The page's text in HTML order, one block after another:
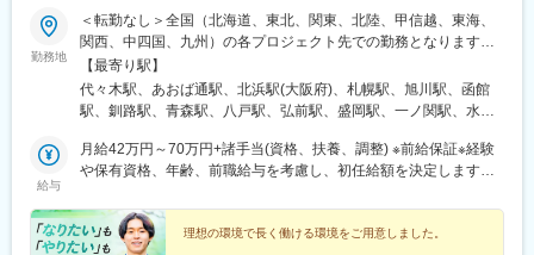
吉良駅、せきてらす前駅、高山駅、多治見駅、那加駅、可児駅、
磐田駅、浜北駅、天竜川駅、高塚駅、半田駅、左京山駅、大府
駅、瑞穂運動場西駅、岡崎駅、西尾駅、刈谷市駅、国府宮駅、安
城駅、新瀬戸駅、宇治山田駅、松阪駅、石場駅、水口城南駅、近
江八幡駅、彦根駅、長浜駅、野洲駅、東舞鶴駅、茶山・京都芸術
大学駅、峰山駅、北大路駅、京都駅、ＪＲ小倉駅、野田駅(阪神
線)、吹田駅(阪急線)、岸和田駅、河内永和駅、西元町駅、加太駅
(和歌山県)、田尾寺駅、鳴門駅、篠山口駅、豊岡駅(兵庫県)、西宮
駅、三田駅(兵庫県)、和田山駅、畦野駅、京口駅、北条町駅、志染
条駅(奈良県)、近鉄下田駅、学園前駅(奈良県)、紀伊田辺駅、紀伊
勝浦駅、倉吉駅、浜田駅、安来駅、津山駅、倉敷駅、西片上駅、
勤務地
＜転勤なし＞全国（北海道、東北、関東、北陸、甲信越、東海、
関西、中四国、九州）の各プロジェクト先での勤務となります。※
勤務地は希望を考慮します。※転居を伴う転勤なし※車通勤OK（勤
務地による）※直行直帰OK※U・Iターン歓迎。社員寮完備＆住宅補
助制度あり（規定あり）【東京オフィス】東京都渋谷区千駄ヶ谷
町1-7-3 吉田ビル5階【仙台オフィス】宮城県仙台市青葉区中央2-
11-1 オルタス仙台ビル3階
【最寄り駅】
代々木駅、あおば通駅、北浜駅(大阪府)、札幌駅、旭川駅、函館
駅、釧路駅、青森駅、八戸駅、弘前駅、盛岡駅、一ノ関駅、水沢
形駅、三瀬駅、いわき駅、郡山駅(福島県)、福島駅(福島県)、水戸
駅、つくば駅、日立駅、勝田駅、土浦駅、古河駅、下妻駅、守谷
高崎駅、前橋駅、太田駅(群馬県)、伊勢崎駅、桐生駅、渋川駅、大
宮駅(埼玉県)、さいたま新都心駅、川口駅、川越駅、所沢駅、越谷
給与
月給42万円～70万円+諸手当(資格、扶養、調整) ※前給保証※経験
や保有資格、年齢、前職給与を考慮し、初任給額を決定します。※
目）1000万円（54歳・経験32年目）
理想の環境で長く働ける環境をご用意しました。